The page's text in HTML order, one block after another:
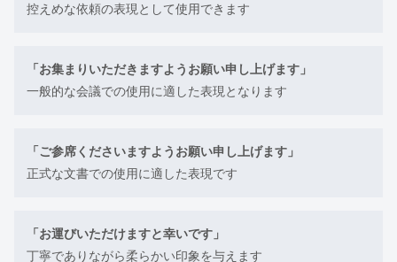
控えめな依頼の表現として使用できます
「お集まりいただきますようお願い申し上げます」
一般的な会議での使用に適した表現となります
「ご参席くださいますようお願い申し上げます」
正式な文書での使用に適した表現です
「お運びいただけますと幸いです」
丁寧でありながら柔らかい印象を与えます